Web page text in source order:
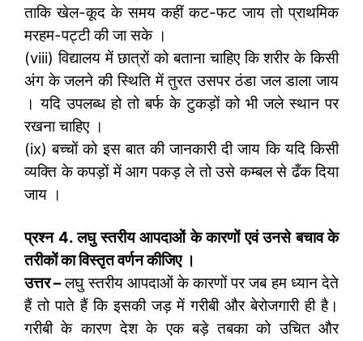
ताकि खेल-कूद के समय कहीं कट-फट जाय तो प्राथमिक
मरहम-पट्टी की जा सके ।
(viii) विद्यालय में छात्रों को बताना चाहिए कि शरीर के किसी
अंग के जलने की स्थिति में तुरत उसपर ठंडा जल डाला जाय
। यदि उपलब्ध हो तो बर्फ के टुकड़ों को भी जले स्थान पर
रखना चाहिए ।
(ix) बच्चों को इस बात की जानकारी दी जाय कि यदि किसी
व्यक्ति के कपड़ों में आग पकड़ ले तो उसे कम्बल से ढँक दिया
जाय ।
प्रश्न 4. लघु स्तरीय आपदाओं के कारणों एवं उनसे बचाव के
तरीकों का विस्तृत वर्णन कीजिए ।
उत्तर –लघु स्तरीय आपदाओं के कारणों पर जब हम ध्यान देते
हैं तो पाते हैं कि इसकी जड़ में गरीबी और बेरोजगारी ही है।
गरीबी के कारण देश के एक बड़े तबका को उचित और